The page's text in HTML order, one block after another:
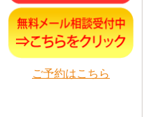
ご予約はこちら